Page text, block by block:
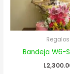
Regalos
Bandeja W6-
L